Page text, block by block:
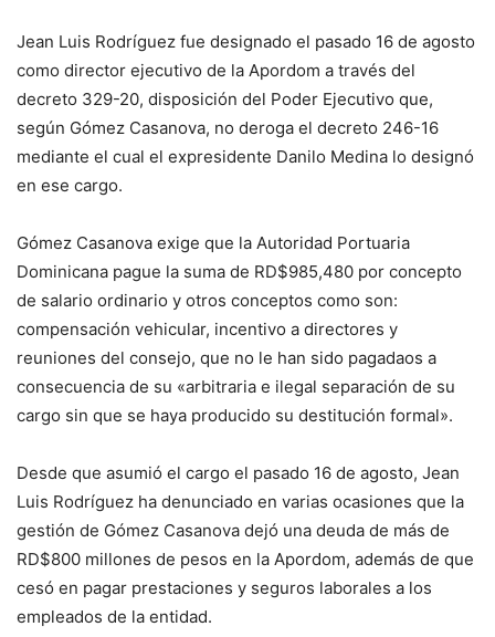
Jean Luis Rodríguez fue designado el pasado 16 de agosto
como director ejecutivo de la Apordom a través del
decreto 329-20, disposición del Poder Ejecutivo que,
según Gómez Casanova, no deroga el decreto 246-16
mediante el cual el expresidente Danilo Medina lo designó
en ese cargo.
Gómez Casanova exige que la Autoridad Portuaria
Dominicana pague la suma de RD$985,480 por concepto
de salario ordinario y otros conceptos como son:
compensación vehicular, incentivo a directores y
reuniones del consejo, que no le han sido pagadaos a
consecuencia de su «arbitraria e ilegal separación de su
cargo sin que se haya producido su destitución formal».
Desde que asumió el cargo el pasado 16 de agosto, Jean
Luis Rodríguez ha denunciado en varias ocasiones que la
gestión de Gómez Casanova dejó una deuda de más de
RD$800 millones de pesos en la Apordom, además de que
cesó en pagar prestaciones y seguros laborales a los
empleados de la entidad.